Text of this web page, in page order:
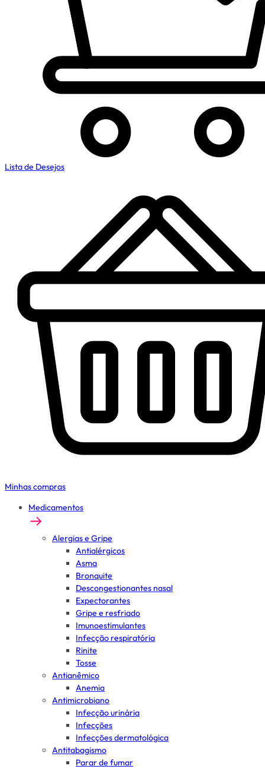
Lista de Desejos
Minhas compras
Medicamentos
Alergias e Gripe
Antialérgicos
Asma
Bronquite
Descongestionantes nasal
Expectorantes
Gripe e resfriado
Imunoestimulantes
Infecção respiratória
Rinite
Tosse
Antianêmico
Anemia
Antimicrobiano
Infecção urinária
Infecções
Infecções dermatológica
Antitabagismo
Parar de fumar